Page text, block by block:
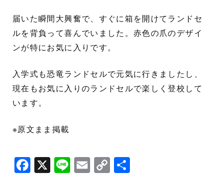
届いた瞬間大興奮で、すぐに箱を開けてランドセ
ルを背負って喜んでいました。赤色の爪のデザイ
ンが特にお気に入りです。
入学式も恐竜ランドセルで元気に行きましたし、
現在もお気に入りのランドセルで楽しく登校して
います。
※原文まま掲載
F X Li E C